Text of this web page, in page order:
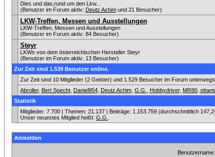
Dies und das,rund um den Lkw...
(Benutzer im Forum aktiv: Deutz Achimund 21 Besucher)
LKW-Treffen, Messen und Ausstellungen
LKW-Treffen, Messen und Ausstellungen
(Benutzer im Forum aktiv: 84 Besucher)
Steyr
LKWs von dem österreichischen Hersteller Steyr
(Benutzer im Forum aktiv: 13 Besucher)
Zur Zeit sind 1.539 Benutzer online.
Zur Zeit sind 10 Mitglieder (2 Geister) und 1.529 Besucher im Forum unterwegs.
Abroller, Bert Specht, Daniel954, Deutz Achim, G.G. Hobbydriver, MR80,
Statistik
Mitglieder: 7.700 | Themen: 21.137 | Beiträge: 1.153.759 (durchschnittlich
Unser neuestes Mitglied heißt: G.G.
Anmelden
Benutzername: